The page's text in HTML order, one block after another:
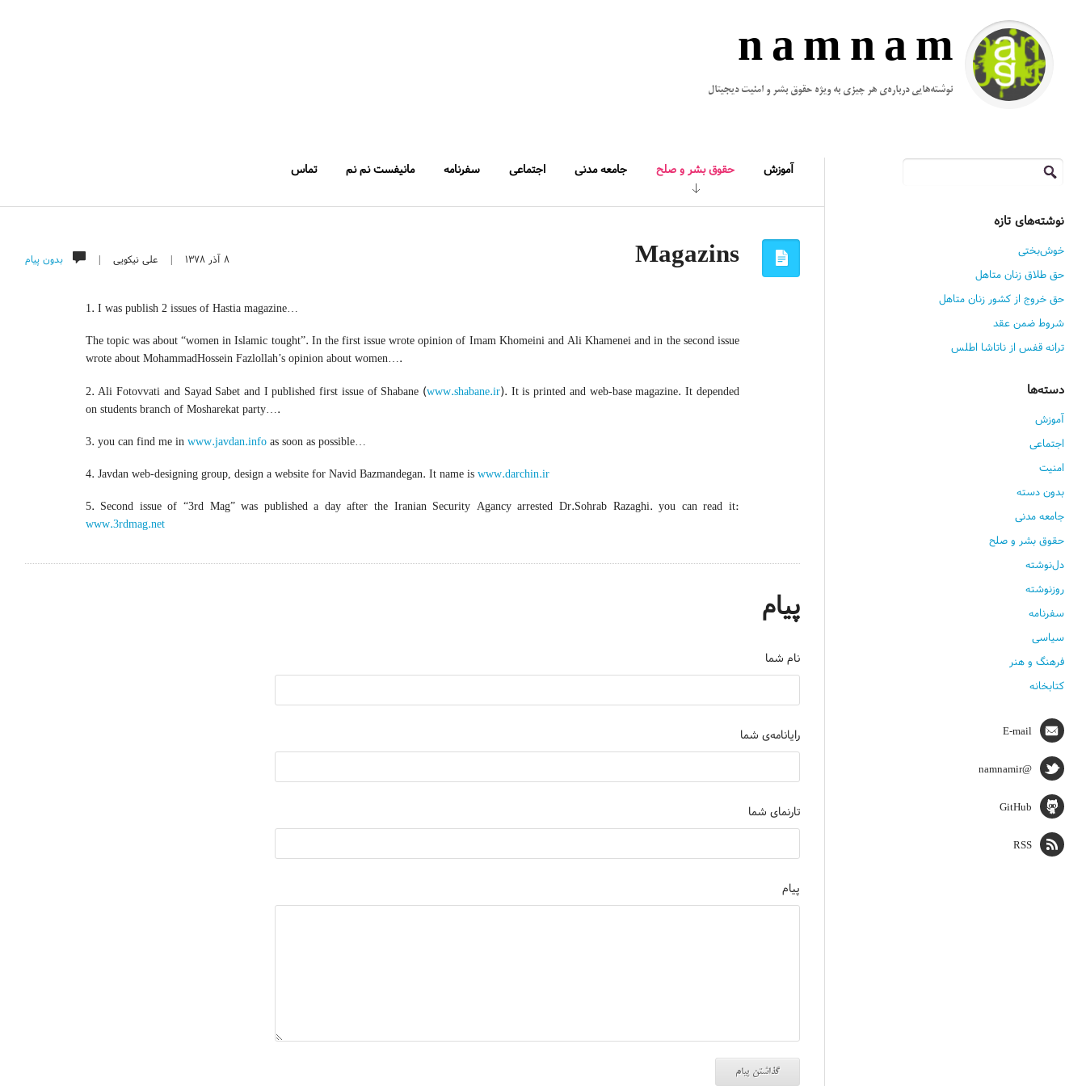
n a m n a m
نوشته‌هایی درباره‌ی هر چیزی به ویژه حقوق بشر و امنیت دیجیتال
آموزش حقوق بشر و صلح جامعه مدنی اجتماعی سفرنامه مانیفست نم نم تماس
۸ آذر ۱۳۷۸ |علی نیکویی | بدون پیام Magazins
1. I was publish 2 issues of Hastia magazine…
The topic was about “women in Islamic tought”. In the first issue wrote opinion of Imam Khomeini and Ali Khamenei and in the second issue
wrote about MohammadHossein Fazlollah’s opinion about women….
2. Ali Fotovvati and Sayad Sabet and I published first issue of Shabane (www.shabane.ir). It is printed and web-base magazine. It depended
on students branch of Mosharekat party….
3. you can find me in www.javdan.infoas soon as possible…
4. Javdan web-designing group, design a website for Navid Bazmandegan. It name is www.darchin.ir
5. Second issue of “3rd Mag” was published a day after the Iranian Security Agancy arrested Dr.Sohrab Razaghi. you can read it:
www.3rdmag.net
پیام
نام شما
رایانامه‌ی شما
تارنمای شما
پیام
جستجو
برای:
نوشته‌های تازه
خوش‌بختی
حق طلاق زنان متاهل
حق خروج از کشور زنان متاهل
شروط ضمن عقد
ترانه قفس از ناتاشا اطلس
دسته‌ها
آموزش
اجتماعی
امنیت
بدون دسته
جامعه مدنی
حقوق بشر و صلح
دل‌نوشته
روزنوشته
سفرنامه
سیاسی
فرهنگ و هنر
کتابخانه
E-mail
@namnamir
GitHub
RSS